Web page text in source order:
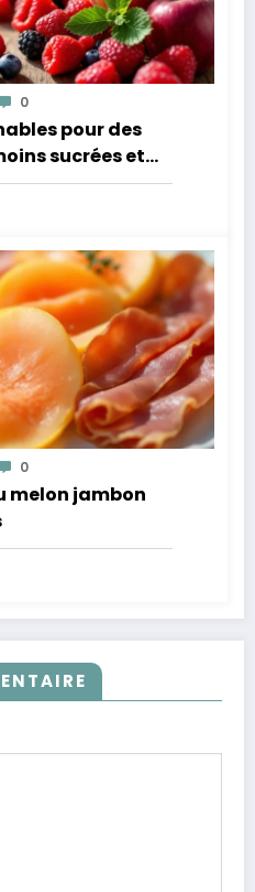
0
pour des
sucrées et
0
melon jambon